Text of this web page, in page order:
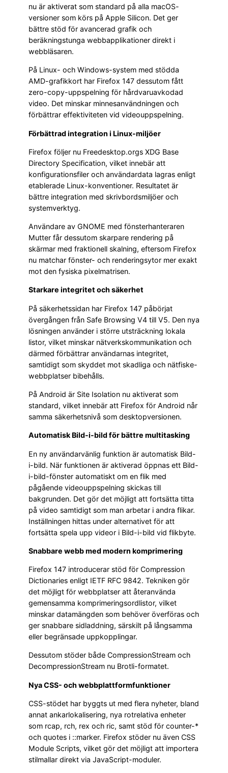
nu är aktiverat som standard på alla macOS-
versioner som körs på Apple Silicon. Det ger
bättre stöd för avancerad grafik och
beräkningstunga webbapplikationer direkt i
webbläsaren.
På Linux- och Windows-system med stödda
AMD-grafikkort har Firefox 147 dessutom fått
zero-copy-uppspelning för hårdvaruavkodad
video. Det minskar minnesanvändningen och
förbättrar effektiviteten vid videouppspelning.
Förbättrad integration i Linux-miljöer
Firefox följer nu Freedesktop.orgs XDG Base
Directory Specification, vilket innebär att
konfigurationsfiler och användardata lagras enligt
etablerade Linux-konventioner. Resultatet är
bättre integration med skrivbordsmiljöer och
systemverktyg.
Användare av GNOME med fönsterhanteraren
Mutter får dessutom skarpare rendering på
skärmar med fraktionell skalning, eftersom Firefox
nu matchar fönster- och renderingsytor mer exakt
mot den fysiska pixelmatrisen.
Starkare integritet och säkerhet
På säkerhetssidan har Firefox 147 påbörjat
övergången från Safe Browsing V4 till V5. Den nya
lösningen använder i större utsträckning lokala
listor, vilket minskar nätverkskommunikation och
därmed förbättrar användarnas integritet,
samtidigt som skyddet mot skadliga och nätfiske-
webbplatser bibehålls.
På Android är Site Isolation nu aktiverat som
standard, vilket innebär att Firefox för Android når
samma säkerhetsnivå som desktopversionen.
Automatisk Bild-i-bild för bättre multitasking
En ny användarvänlig funktion är automatisk Bild-
i-bild. När funktionen är aktiverad öppnas ett Bild-
i-bild-fönster automatiskt om en flik med
pågående videouppspelning skickas till
bakgrunden. Det gör det möjligt att fortsätta titta
på video samtidigt som man arbetar i andra flikar.
Inställningen hittas under alternativet för att
fortsätta spela upp videor i Bild-i-bild vid flikbyte.
Snabbare webb med modern komprimering
Firefox 147 introducerar stöd för Compression
Dictionaries enligt IETF RFC 9842. Tekniken gör
det möjligt för webbplatser att återanvända
gemensamma komprimeringsordlistor, vilket
minskar datamängden som behöver överföras och
ger snabbare sidladdning, särskilt på långsamma
eller begränsade uppkopplingar.
Dessutom stöder både CompressionStream och
DecompressionStream nu Brotli-formatet.
Nya CSS- och webbplattformfunktioner
CSS-stödet har byggts ut med flera nyheter, bland
annat ankarlokalisering, nya rotrelativa enheter
som rcap, rch, rex och ric, samt stöd för counter-*
och quotes i ::marker. Firefox stöder nu även CSS
Module Scripts, vilket gör det möjligt att importera
stilmallar direkt via JavaScript-moduler.